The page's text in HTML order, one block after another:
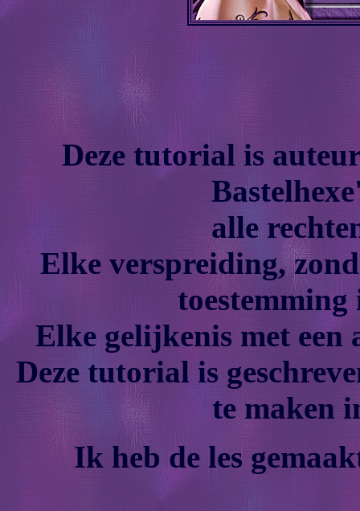
Deze tutorial is
alle
Elke verspreiding,
toestemming
Elke gelijkenis met
Deze tutorial is
te maken
Ik heb de les